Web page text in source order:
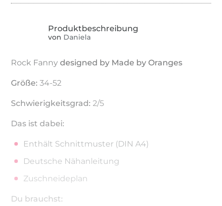
von Daniela
Rock Fannydesigned by Made by Oranges
Größe: 34-52
Schwierigkeitsgrad: 2/5
Das ist dabei:
Enthält Schnittmuster (DIN A4)
Deutsche Nähanleitung
Zuschneideplan
Du brauchst: